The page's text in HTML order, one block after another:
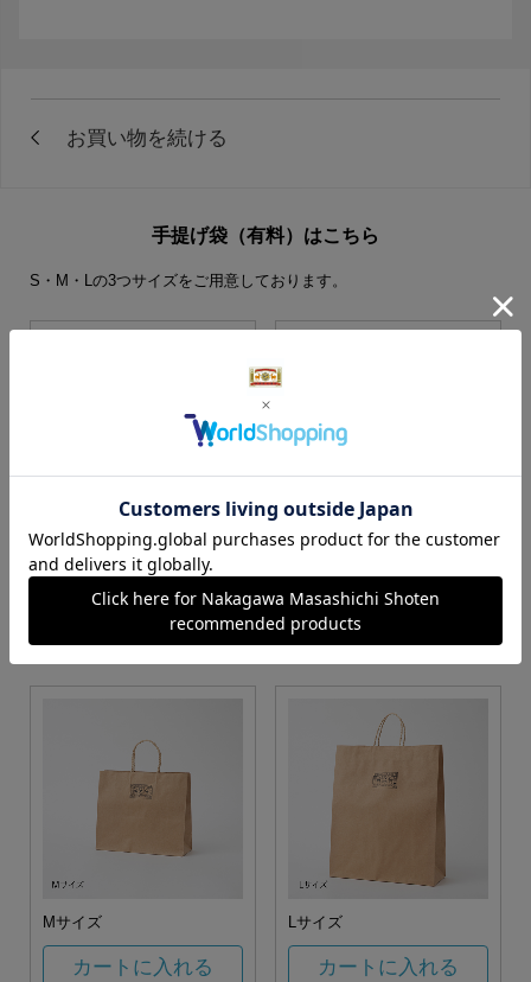
手提げ袋（有料）はこちら
S・M・Lの3つサイズをご用意しております。
S・M・Lサイズより当店に
お任せ
カートに入れる カートに入れる
Mサイズ
カートに入れる
Lサイズ
カートに入れる